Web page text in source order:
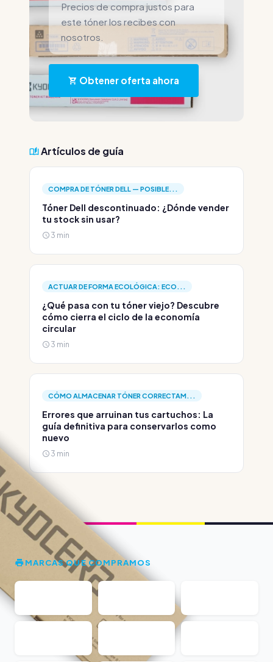
Precios de compra justos para
este tóner los recibes con
nosotros.
Obtener oferta ahora
Artículos de guía
COMPRA DE TÓNER DELL — POSIBLE...
Tóner Dell descontinuado: ¿Dónde vender
tu stock sin usar?
3 min
ACTUAR DE FORMA ECOLÓGICA: ECO...
¿Qué pasa con tu tóner viejo? Descubre
cómo cierra el ciclo de la economía
circular
3 min
CÓMO ALMACENAR TÓNER CORRECTAM...
Errores que arruinan tus cartuchos: La
guía definitiva para conservarlos como
nuevo
3 min
MARCAS QUE COMPRAMOS